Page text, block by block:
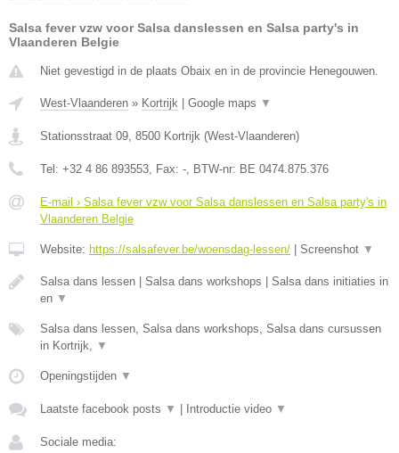
Salsa fever vzw voor Salsa danslessen en Salsa party's in
Vlaanderen Belgie
Niet gevestigd in de plaats Obaix en in de provincie Henegouwen.
West-Vlaanderen » Kortrijk Google maps ▼
Stationsstraat 09, 8500 Kortrijk (West-Vlaanderen)
Tel: +32 4 86 893553, Fax: -, BTW-nr: BE 0474.875.376
E-mail › Salsa fever vzw voor Salsa danslessen en Salsa party's in
Vlaanderen Belgie
Website: https://salsafever.be/woensdag-lessen/ Screenshot ▼
Salsa dans lessen | Salsa dans workshops | Salsa dans initiaties in
en ▼
Salsa dans lessen, Salsa dans workshops, Salsa dans cursussen
in Kortrijk, ▼
Openingstijden ▼
Laatste facebook posts ▼ Introductie video ▼
Sociale media: